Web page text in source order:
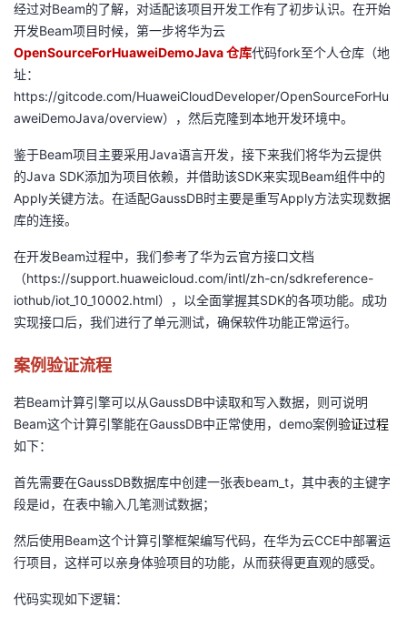
经过对Beam的了解，对适配该项目开发工作有了初步认识。在开始
开发Beam项目时候，第一步将华为云
OpenSourceForHuaweiDemoJava仓库代码fork至个人仓库（地
址：
https://gitcode.com/HuaweiCloudDeveloper/OpenSourceForHu
aweiDemoJava/overview），然后克隆到本地开发环境中。
鉴于Beam项目主要采用Java语言开发，接下来我们将华为云提供
的Java SDK添加为项目依赖，并借助该SDK来实现Beam组件中的
Apply关键方法。在适配GaussDB时主要是重写Apply方法实现数据
库的连接。
在开发Beam过程中，我们参考了华为云官方接口文档
（https://support.huaweicloud.com/intl/zh-cn/sdkreference-
iothub/iot_10_10002.html），以全面掌握其SDK的各项功能。成功
实现接口后，我们进行了单元测试，确保软件功能正常运行。
案例验证流程
若Beam计算引擎可以从GaussDB中读取和写入数据，则可说明
Beam这个计算引擎能在GaussDB中正常使用，demo案例验证过程
如下：
首先需要在GaussDB数据库中创建一张表beam_t，其中表的主键字
段是id，在表中输入几笔测试数据；
然后使用Beam这个计算引擎框架编写代码，在华为云CCE中部署运
行项目，这样可以亲身体验项目的功能，从而获得更直观的感受。
代码实现如下逻辑：